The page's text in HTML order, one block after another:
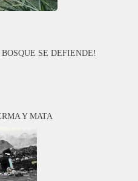
SE DEFIENDE!
Y MATA